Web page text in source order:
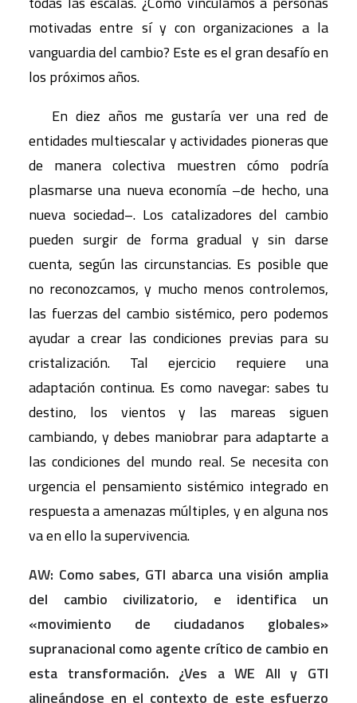
motivadas entre sí y con organizaciones a la
vanguardia del cambio? Este es el gran desafío en
los próximos años.
En diez años me gustaría ver una red de
entidades multiescalar y actividades pioneras que
de manera colectiva muestren cómo podría
plasmarse una nueva economía –de hecho, una
nueva sociedad–. Los catalizadores del cambio
pueden surgir de forma gradual y sin darse
cuenta, según las circunstancias. Es posible que
no reconozcamos, y mucho menos controlemos,
las fuerzas del cambio sistémico, pero podemos
ayudar a crear las condiciones previas para su
cristalización. Tal ejercicio requiere una
adaptación continua. Es como navegar: sabes tu
destino, los vientos y las mareas siguen
cambiando, y debes maniobrar para adaptarte a
las condiciones del mundo real. Se necesita con
urgencia el pensamiento sistémico integrado en
respuesta a amenazas múltiples, y en alguna nos
va en ello la supervivencia.
AW: Como sabes, GTI abarca una visión amplia
del cambio civilizatorio, e identifica un
«movimiento de ciudadanos globales»
supranacional como agente crítico de cambio en
esta transformación. ¿Ves a WE All y GTI
alineándose en el contexto de este esfuerzo